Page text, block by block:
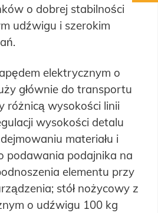
o dobrej stabilności
udźwigu i szerokim
elektrycznym o
głównie do transportu
różnicą wysokości linii
wysokości detalu
materiału i
podawania podajnika na
elementu przy
stół nożycowy z
o udźwigu 100 kg